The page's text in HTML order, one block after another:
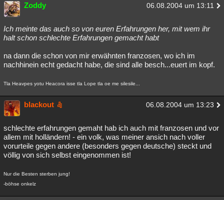
Zoddy 06.08.2004 um 13:11
Ich meinte das auch so von euren Erfahrungen her, mit wem ihr
halt schon schlechte Erfahrungen gemacht habt
na dann die schon von mir erwähnten franzosen, wo ich im
nachhinein echt gedacht habe, die sind alle besch...euert im kopf.
Tla Heavpes yotu Heacora isse tla Lope tla oe me silesile...
blackout 06.08.2004 um 13:23
schlechte erfahrungen gemaht hab ich auch mit franzosen und vor
allem mit holländern! - ein volk, was meiner ansich nach voller
vorurteile gegen andere (besonders gegen deutsche) steckt und
völlig von sich selbst eingenommen ist!
Nur die Besten sterben jung!
-böhse onkelz